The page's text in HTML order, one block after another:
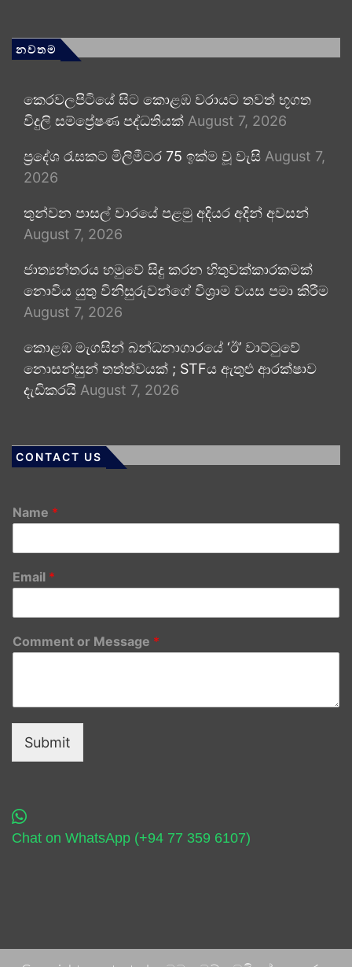
නවතම
කෙරවලපිටියේ සිට කොළඹ වරායට තවත් භූගත
විදුලි සම්ප්‍රේෂණ පද්ධතියක් August 7, 2026
ප්‍රදේශ රැසකට මිලිමීටර 75 ඉක්ම වූ වැසි August 7,
2026
තුන්වන පාසල් වාරයේ පළමු අදියර අදින් අවසන්
August 7, 2026
ජාත්‍යන්තරය හමුවේ සිදු කරන හිතුවක්කාරකමක්
නොවිය යුතු විනිසුරුවන්ගේ විශ්‍රාම වයස පමා කිරීම
August 7, 2026
කොළඹ මැගසින් බන්ධනාගාරයේ ‘ඊ’ වාට්ටුවේ
නොසන්සුන් තත්ත්වයක් ; STFය ඇතුළු ආරක්ෂාව
දැඩිකරයි August 7, 2026
CONTACT US
Name *
Email *
Comment or Message *
Submit
Chat on WhatsApp (+94 77 359 6107)